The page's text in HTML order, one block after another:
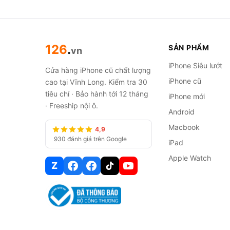
cổng USB-C tiện dùng
pin sau 1 năm vẫn ở mức
Không nên mua nếu bạn
nặng và cổng USB-C.
cầm nhẹ hơn rõ so với 14
phải mà không phải mang
Ưu điểm thực tế từ
khung thép không gỉ
cầm lâu xem phim hoặc
dây với iPad, MacBook,
sang đặc biệt khen điểm
126.vn
Cửa hàng iPhone cũ chất lượng
cao tại Vĩnh Long. Kiểm tra 30
tiêu chí · Bảo hành tới 12 tháng
· Freeship nội ô.
4,9
930 đánh giá trên Google
Z
SẢN PHẨM
iPhone Siêu lướt
iPhone cũ
iPhone mới
Android
Macbook
iPad
Apple Watch